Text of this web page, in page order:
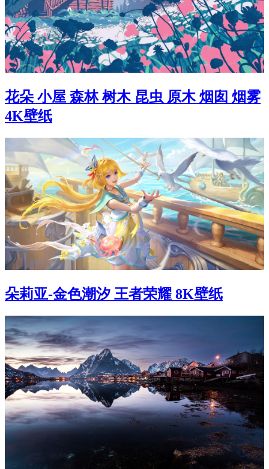
花朵 小屋 森林 树木 昆虫 原木 烟囱 烟雾
4K壁纸
朵莉亚-金色潮汐 王者荣耀 8K壁纸